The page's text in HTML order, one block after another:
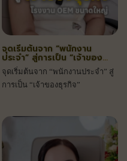
จุดเริ่มต้นจาก “พนักงาน
ประจำ” สู่การเป็น “เจ้าของ
ธุรกิจ”
จุดเริ่มต้นจาก “พนักงานประจำ” สู่
การเป็น “เจ้าของธุรกิจ”